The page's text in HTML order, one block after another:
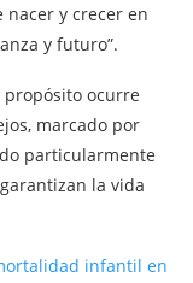
y crecer en
y futuro”.
propósito ocurre
marcado por
particularmente
la vida
infantil en